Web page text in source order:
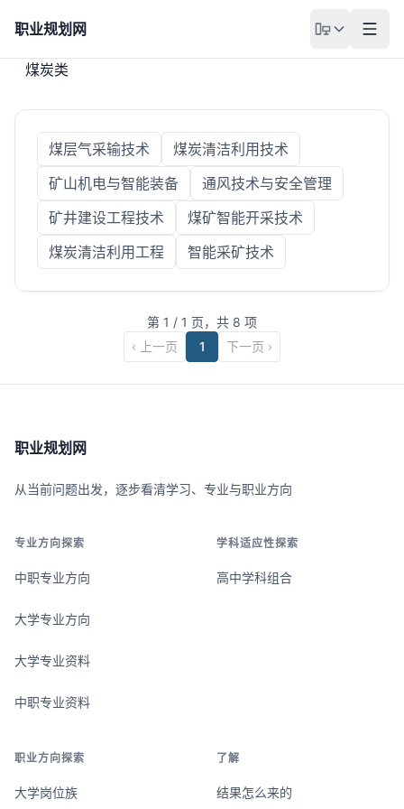
职业规划网
煤炭类
煤层气采输技术
煤炭清洁利用技术
矿山机电与智能装备
通风技术与安全管理
矿井建设工程技术
煤矿智能开采技术
煤炭清洁利用工程
智能采矿技术
第 1 / 1 页，共 8 项
‹ 上一页
1 下一页 ›
职业规划网
从当前问题出发，逐步看清学习、专业与职业方向
专业方向探索
中职专业方向
大学专业方向
大学专业资料
中职专业资料
学科适应性探索
高中学科组合
职业方向探索
大学岗位族
了解
结果怎么来的